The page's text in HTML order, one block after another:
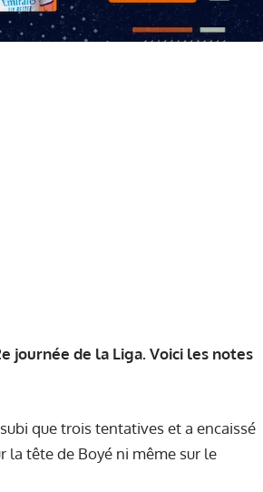
journée de la Liga. Voici les notes
que trois tentatives et a encaissé
la tête de Boyé ni même sur le